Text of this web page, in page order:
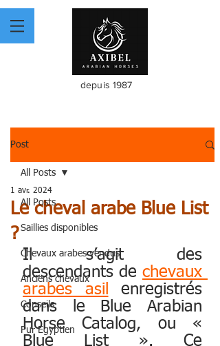
depuis 1987
Post
All Posts
Saillies disponibles
Chevaux arabes vendus
Anciens chevaux
Conseils
Pur Egyptien
All Posts
Le cheval arabe Blue List
?
1 avr. 2024
Il s’agit des
descendants de chevaux
arabes asil
enregistrés
dans le Blue Arabian
Horse Catalog, ou «
Blue List ». Ce